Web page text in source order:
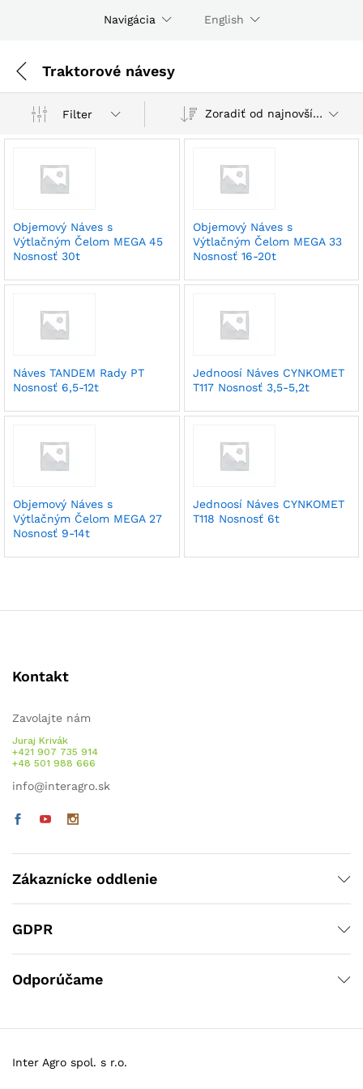
Navigácia English
Traktorové návesy
Filter Zoradiť od najnovších
Objemový Náves s
Výtlačným Čelom MEGA 45
Nosnosť 30t
Objemový Náves s
Výtlačným Čelom MEGA 33
Nosnosť 16-20t
Náves TANDEM Rady PT
Nosnosť 6,5-12t
Jednoosí Náves CYNKOMET
T117 Nosnosť 3,5-5,2t
Objemový Náves s
Výtlačným Čelom MEGA 27
Nosnosť 9-14t
Jednoosí Náves CYNKOMET
T118 Nosnosť 6t
Kontakt
Zavolajte nám
Juraj Krivák
+421 907 735 914
+48 501 988 666
info@interagro.sk
Zákaznícke oddlenie
GDPR
Odporúčame
Inter Agro spol. s r.o.